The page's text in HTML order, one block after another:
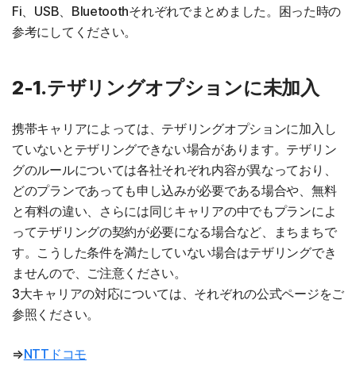
Fi、USB、Bluetoothそれぞれでまとめました。困った時の
参考にしてください。
2-1.テザリングオプションに未加入
携帯キャリアによっては、テザリングオプションに加入し
ていないとテザリングできない場合があります。テザリン
グのルールについては各社それぞれ内容が異なっており、
どのプランであっても申し込みが必要である場合や、無料
と有料の違い、さらには同じキャリアの中でもプランによ
ってテザリングの契約が必要になる場合など、まちまちで
す。こうした条件を満たしていない場合はテザリングでき
ませんので、ご注意ください。
3大キャリアの対応については、それぞれの公式ページをご
参照ください。
⇒NTTドコモ